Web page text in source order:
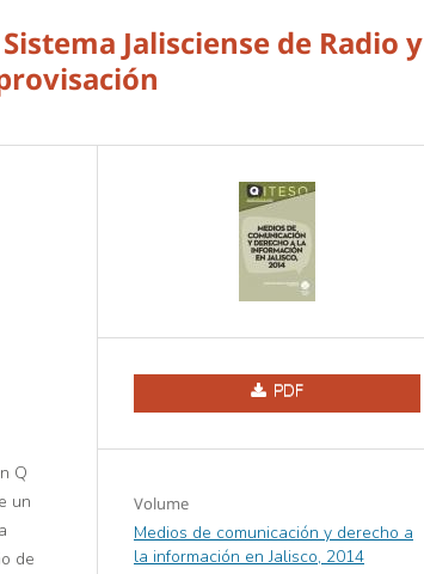
Jalisciense de Radio y
Q
un
de
PDF
Volume
Medios de comunicación y derecho a
la información en Jalisco, 2014